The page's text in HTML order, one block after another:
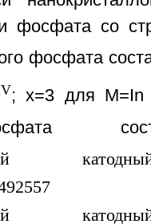
фосфата со
фосфата
; х=3 для M=In